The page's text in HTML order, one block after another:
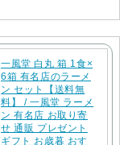
一風堂 白丸 箱 1食×
6箱 有名店のラーメ
ン セット【送料無
料】 / 一風堂 ラーメ
ン 有名店 お取り寄
せ 通販 プレゼント
ギフト お歳暮 おす